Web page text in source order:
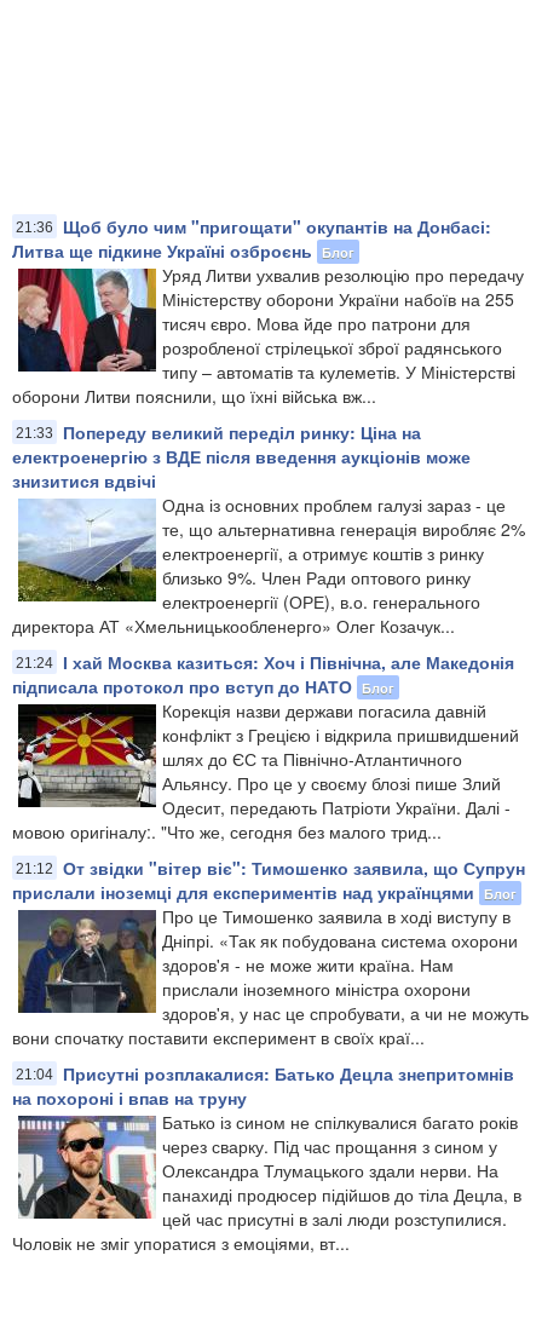
21:36
Щоб було чим "пригощати" окупантів на Донбасі:
Литва ще підкине Україні озброєнь
Блог
Уряд Литви ухвалив резолюцію про передачу
Міністерству оборони України набоїв на 255
тисяч євро. Мова йде про патрони для
розробленої стрілецької зброї радянського
типу – автоматів та кулеметів. У Міністерстві
оборони Литви пояснили, що їхні війська вж...
21:33
Попереду великий переділ ринку: Ціна на
електроенергію з ВДЕ після введення аукціонів може
знизитися вдвічі
Одна із основних проблем галузі зараз - це
те, що альтернативна генерація виробляє 2%
електроенергії, а отримує коштів з ринку
близько 9%. Член Ради оптового ринку
електроенергії (ОРЕ), в.о. генерального
директора АТ «Хмельницькообленерго» Олег Козачук...
21:24
І хай Москва казиться: Хоч і Північна, але Македонія
підписала протокол про вступ до НАТО Блог
Корекція назви держави погасила давній
конфлікт з Грецією і відкрила пришвидшений
шлях до ЄС та Північно-Атлантичного
Альянсу. Про це у своєму блозі пише Злий
Одесит, передають Патріоти України. Далі -
мовою оригіналу:. "Что же, сегодня без малого трид...
21:12
От звідки "вітер віє": Тимошенко заявила, що Супрун
прислали іноземці для експериментів над українцями
Блог
Про це Тимошенко заявила в ході виступу в
Дніпрі. «Так як побудована система охорони
здоров'я - не може жити країна. Нам
прислали іноземного міністра охорони
здоров'я, у нас це спробувати, а чи не можуть
вони спочатку поставити експеримент в своїх краї...
21:04
Присутні розплакалися: Батько Децла знепритомнів
на похороні і впав на труну
Батько із сином не спілкувалися багато років
через сварку. Під час прощання з сином у
Олександра Тлумацького здали нерви. На
панахиді продюсер підійшов до тіла Децла, в
цей час присутні в залі люди розступилися.
Чоловік не зміг упоратися з емоціями, вт...